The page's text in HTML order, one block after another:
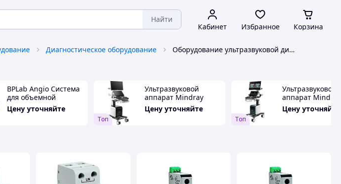
Найти
Кабинет Избранное Корзина
Диагностическое оборудование Оборудование ультразвуковой диагностики Ezetek
BPLab Angio Система
для объемной
сфигмографии
Цену уточняйте
Tоп
Ультразвуковой
аппарат Mindray
Consona N8
Цену уточняйте
Tоп
Ультразвуковой
аппарат Mindray
Consona N9
Цену уточняйте